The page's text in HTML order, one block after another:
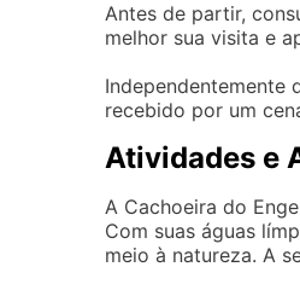
Antes de partir,
melhor sua visita e
Independentemente
recebido por um
Atividades e
A Cachoeira do
Com suas águas
meio à natureza. A